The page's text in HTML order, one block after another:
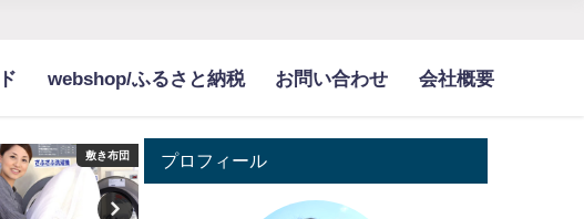
webshop/ふるさと納税 お問い合わせ 会社概要
敷き布団 プロフィール